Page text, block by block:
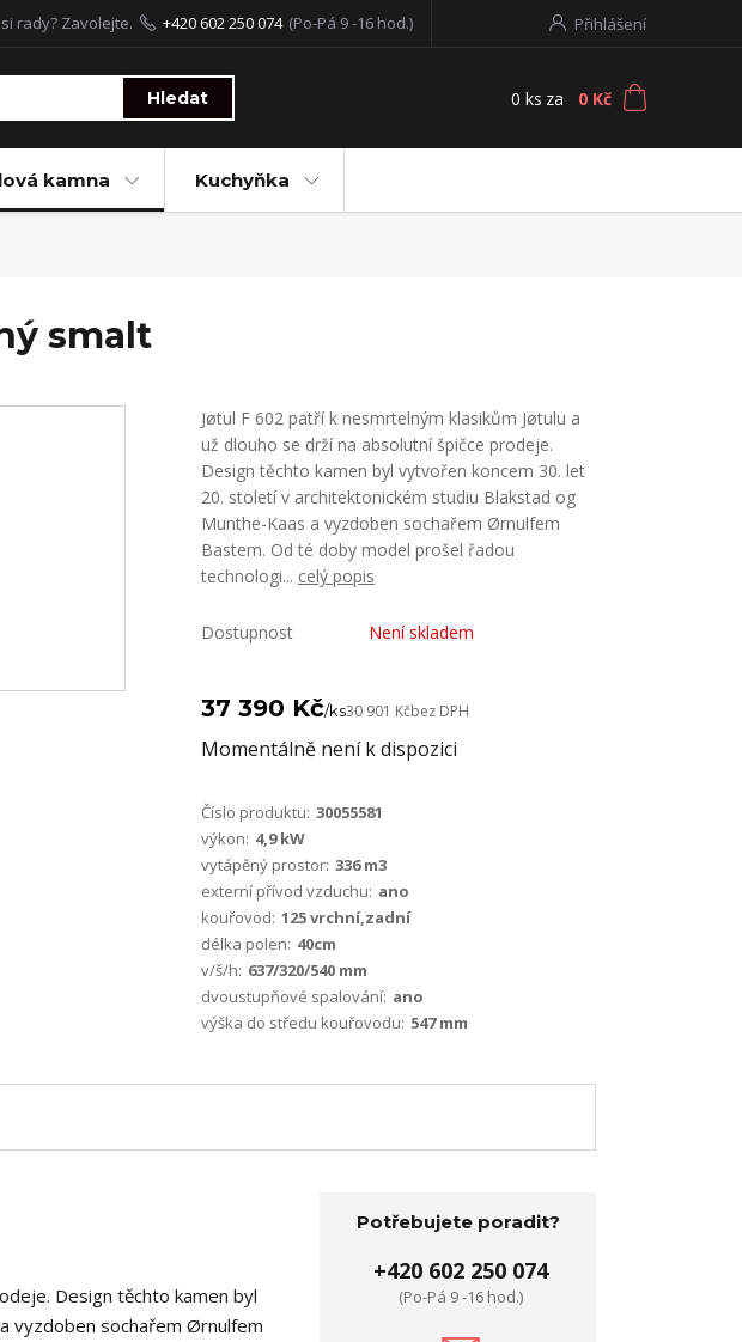
Přihlášení
Hledat
rady? Zavolejte. +420 602 250 074 (Po-Pá 9 -16 hod.)
0 ks za 0 Kč
kamna Kuchyňka
smalt
Jøtul F 602 patří k nesmrtelným klasikům Jøtulu a
už dlouho se drží na absolutní špičce prodeje.
Design těchto kamen byl vytvořen koncem 30. let
20. století v architektonickém studiu Blakstad og
Munthe-Kaas a vyzdoben sochařem Ørnulfem
Bastem. Od té doby model prošel řadou
technologi... celý popis
Dostupnost Není skladem
37 390 Kč/ks30 901 Kčbez DPH
Momentálně není k dispozici
Číslo produktu: 30055581
výkon: 4,9 kW
vytápěný prostor: 336 m3
externí přívod vzduchu: ano
kouřovod: 125 vrchní,zadní
délka polen: 40cm
v/š/h: 637/320/540 mm
dvoustupňové spalování: ano
výška do středu kouřovodu: 547 mm
Design těchto kamen byl
vyzdoben sochařem Ørnulfem
Potřebujete poradit?
+420 602 250 074
(Po-Pá 9 -16 hod.)